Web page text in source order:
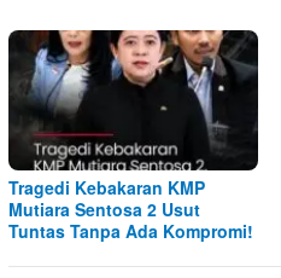
Tragedi Kebakaran KMP
Mutiara Sentosa 2 Usut
Tuntas Tanpa Ada Kompromi!